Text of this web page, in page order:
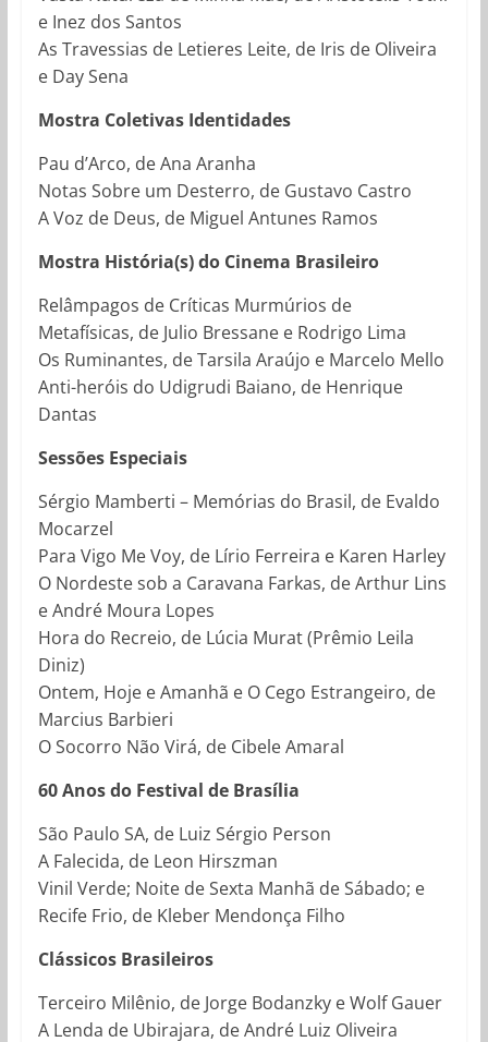
e Inez dos Santos
As Travessias de Letieres Leite, de Iris de Oliveira
e Day Sena
Mostra Coletivas Identidades
Pau d’Arco, de Ana Aranha
Notas Sobre um Desterro, de Gustavo Castro
A Voz de Deus, de Miguel Antunes Ramos
Mostra História(s) do Cinema Brasileiro
Relâmpagos de Críticas Murmúrios de
Metafísicas, de Julio Bressane e Rodrigo Lima
Os Ruminantes, de Tarsila Araújo e Marcelo Mello
Anti-heróis do Udigrudi Baiano, de Henrique
Dantas
Sessões Especiais
Sérgio Mamberti – Memórias do Brasil, de Evaldo
Mocarzel
Para Vigo Me Voy, de Lírio Ferreira e Karen Harley
O Nordeste sob a Caravana Farkas, de Arthur Lins
e André Moura Lopes
Hora do Recreio, de Lúcia Murat (Prêmio Leila
Diniz)
Ontem, Hoje e Amanhã e O Cego Estrangeiro, de
Marcius Barbieri
O Socorro Não Virá, de Cibele Amaral
60 Anos do Festival de Brasília
São Paulo SA, de Luiz Sérgio Person
A Falecida, de Leon Hirszman
Vinil Verde; Noite de Sexta Manhã de Sábado; e
Recife Frio, de Kleber Mendonça Filho
Clássicos Brasileiros
Terceiro Milênio, de Jorge Bodanzky e Wolf Gauer
A Lenda de Ubirajara, de André Luiz Oliveira